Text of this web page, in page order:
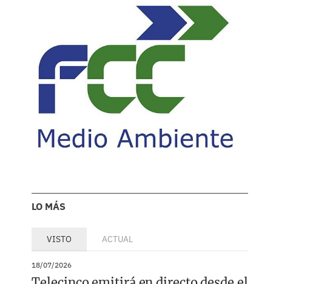
LO MÁS
VISTO ACTUAL
18/07/2026